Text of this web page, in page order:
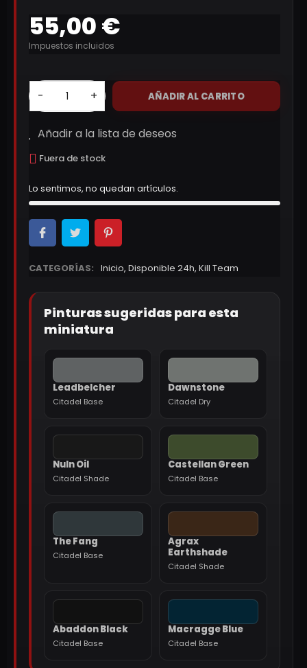
55,00 €
Impuestos incluidos
- + AÑADIR AL CARRITO
Añadir a la lista de deseos
Fuera de stock
Lo sentimos, no quedan artículos.
CATEGORÍAS: Inicio, Disponible 24h, Kill Team
Pinturas sugeridas para esta
miniatura
Leadbelcher
Citadel Base
Dawnstone
Citadel Dry
Nuln Oil
Citadel Shade
Castellan Green
Citadel Base
The Fang
Citadel Base
Agrax
Earthshade
Citadel Shade
Abaddon Black
Citadel Base
Macragge Blue
Citadel Base